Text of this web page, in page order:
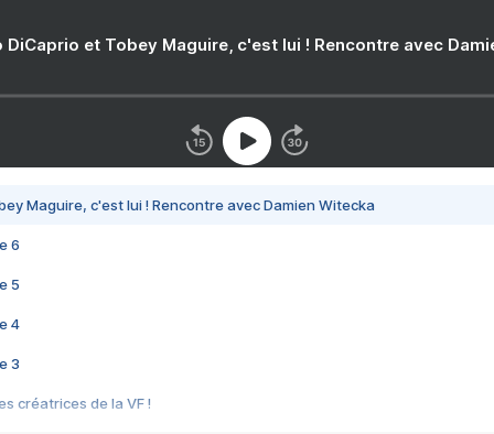
DiCaprio et Tobey Maguire, c'est lui ! Rencontre avec
Maguire, c'est lui ! Rencontre avec Damien Witecka
6
5
4
3
créatrices de la VF !